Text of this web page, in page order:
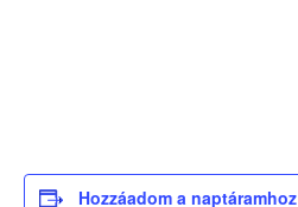
Hozzáadom a naptáramhoz